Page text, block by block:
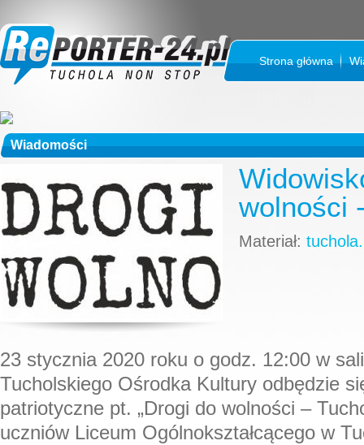
Strona główna
Wiadomości
wolności
Materiał:
23 stycznia 2020 roku o godz. 12:00 w
Tucholskiego Ośrodka Kultury odbędzie
patriotyczne pt. „Drogi do wolności –
uczniów Liceum Ogólnokształcącego w